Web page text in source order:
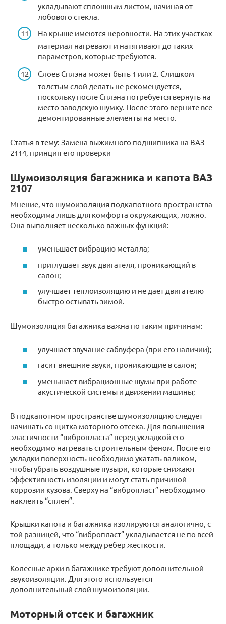
укладывают сплошным листом, начиная от
лобового стекла.
На крыше имеются неровности. На этих участках
материал нагревают и натягивают до таких
параметров, которые требуются.
Слоев Сплэна может быть 1 или 2. Слишком
толстым слой делать не рекомендуется,
поскольку после Сплэна потребуется вернуть на
место заводскую шумку. После этого верните все
демонтированные элементы на место.
Статья в тему: Замена выжимного подшипника на ВАЗ
2114, принцип его проверки
Шумоизоляция багажника и капота ВАЗ
2107
Мнение, что шумоизоляция подкапотного пространства
необходима лишь для комфорта окружающих, ложно.
Она выполняет несколько важных функций:
уменьшает вибрацию металла;
приглушает звук двигателя, проникающий в
салон;
улучшает теплоизоляцию и не дает двигателю
быстро остывать зимой.
Шумоизоляция багажника важна по таким причинам:
улучшает звучание сабвуфера (при его наличии);
гасит внешние звуки, проникающие в салон;
уменьшает вибрационные шумы при работе
акустической системы и движении машины;
В подкапотном пространстве шумоизоляцию следует
начинать со щитка моторного отсека. Для повышения
эластичности “вибропласта” перед укладкой его
необходимо нагревать строительным феном. После его
укладки поверхность необходимо укатать валиком,
чтобы убрать воздушные пузыри, которые снижают
эффективность изоляции и могут стать причиной
коррозии кузова. Сверху на “вибропласт” необходимо
наклеить “сплен”.
Крышки капота и багажника изолируются аналогично, с
той разницей, что “вибропласт” укладывается не по всей
площади, а только между ребер жесткости.
Колесные арки в багажнике требуют дополнительной
звукоизоляции. Для этого используется
дополнительный слой шумоизоляции.
Моторный отсек и багажник